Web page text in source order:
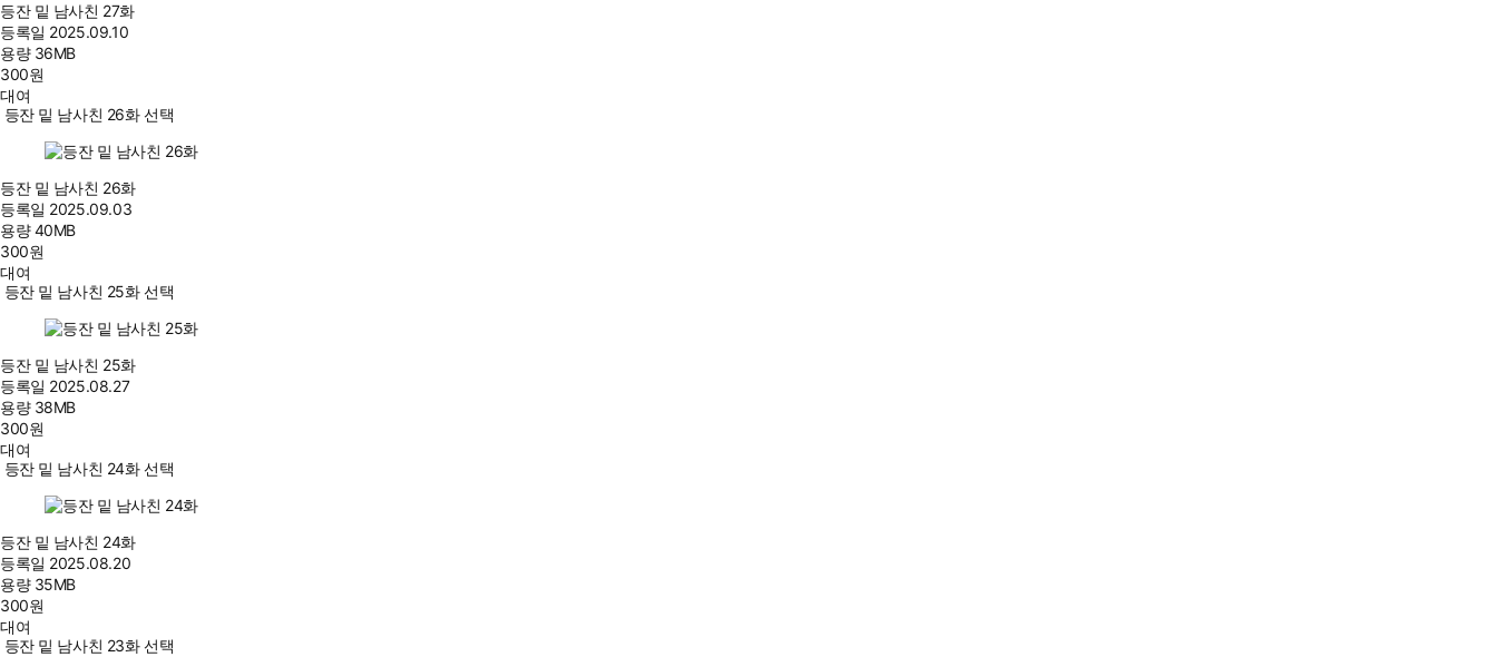
등잔 밑 남사친 27화
등록일 2025.09.10
용량 36MB
300원
대여
등잔 밑 남사친 26화 선택
등잔 밑 남사친 26화
등록일 2025.09.03
용량40MB
300원
대여
등잔 밑 남사친 25화 선택
등잔 밑 남사친 25화
등록일 2025.08.27
용량 38MB
300원
대여
등잔 밑 남사친 24화 선택
등잔 밑 남사친 24화
등록일 2025.08.20
용량 35MB
300원
대여
등잔 밑 남사친 23화 선택